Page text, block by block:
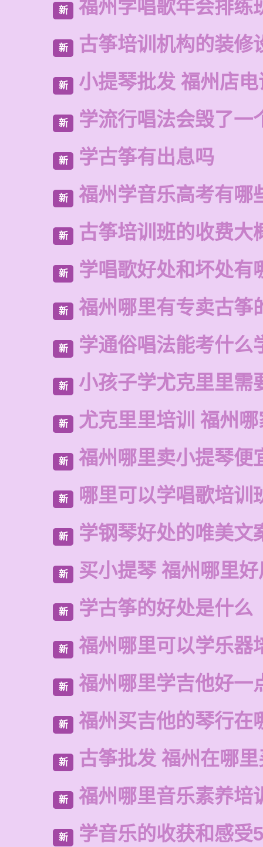
新 福州学唱歌年会排练
新 古筝培训机构的装修
新 小提琴批发 福州店
新 学流行唱法会毁了一
新 学古筝有出息吗
新 福州学音乐高考有哪
新 古筝培训班的收费大
新 学唱歌好处和坏处有
新 福州哪里有专卖古筝
新 学通俗唱法能考什么
新 小孩子学尤克里里需
新 尤克里里培训 福州
新 福州哪里卖小提琴便
新 哪里可以学唱歌培训
新 学钢琴好处的唯美文
新 买小提琴 福州哪里
新 学古筝的好处是什么
新 福州哪里可以学乐器
新 福州哪里学吉他好一
新 福州买吉他的琴行在
新 古筝批发 福州在哪
新 福州哪里音乐素养培
新 学音乐的收获和感受